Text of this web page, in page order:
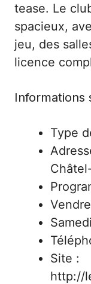
tease. Le
spacieux,
jeu, des
licence
Informations
Type
Site :
http://